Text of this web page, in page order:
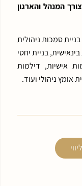
המנהל והארגון
סמכות ניהולית
בניית יחסי
אישיות, דילמות
אומץ ניהולי ועוד.